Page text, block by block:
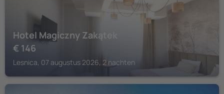
Hotel Magiczny Zakątek
€ 146
Lesnica, 07 augustus 2026, 2 nachten